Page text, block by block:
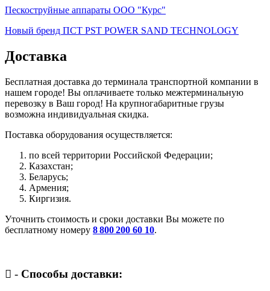
Пескоструйные аппараты ООО "Курс"
Новый бренд ПСТ PST POWER SAND TECHNOLOGY
Доставка
Бесплатная доставка до терминала транспортной компании в
нашем городе! Вы оплачиваете только межтерминальную
перевозку в Ваш город! На крупногабаритные грузы
возможна индивидуальная скидка.
Поставка оборудования осуществляется:
по всей территории Российской Федерации;
Казахстан;
Беларусь;
Армения;
Киргизия.
Уточнить стоимость и сроки доставки Вы можете по
бесплатному номеру 8 800 200 60 10.
- Способы доставки: